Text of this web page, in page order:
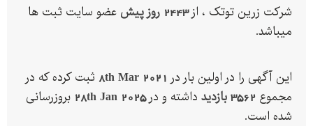
شرکت زرین توتک ، از2443 روز پیش
عضو سایت ثبت ها
میباشد.
این آگهی را در اولین بار در 8th Mar 2021 ثبت کرده که در
مجموع 3562 بازدید داشته و در28th Jan 2025 بروزرسانی
شده است.